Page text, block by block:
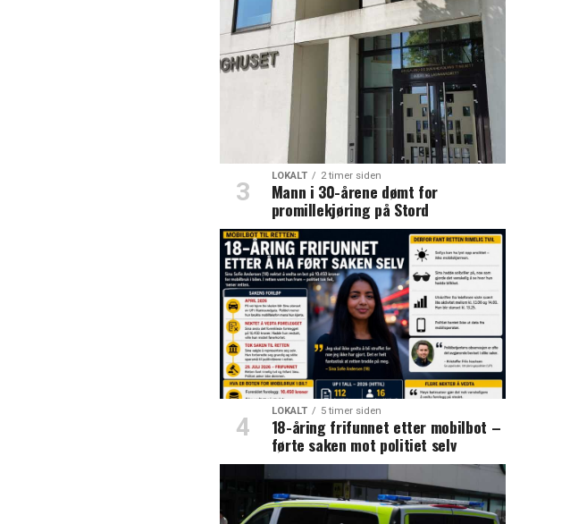
LOKALT 2 timer siden
Mann i 30-årene dømt for
promillekjøring på Stord
LOKALT 5 timer siden
18-åring frifunnet etter mobilbot –
førte saken mot politiet selv